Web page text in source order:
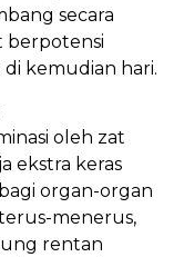
secara
berpotensi
kemudian hari.
oleh zat
ekstra keras
organ-organ
menerus,
rentan